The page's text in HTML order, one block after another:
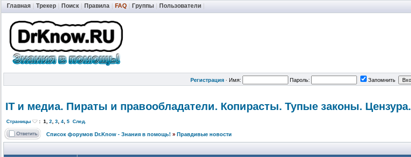
Главная Трекер Поиск Правила FAQ Группы Пользователи
Регистрация · Имя: Пароль: Запомнить
IT и медиа. Пираты и правообладатели. Копирасты. Тупые законы. Цензура.
Страницы : 1, 2, 3, 4, 5 След.
Список форумов Dr.Know - Знания в помощь! » Правдивые новости